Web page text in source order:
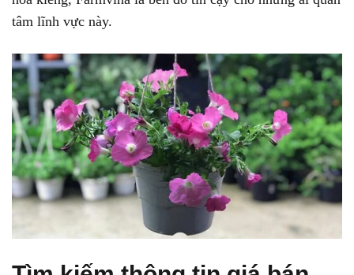
tâm lĩnh vực này.